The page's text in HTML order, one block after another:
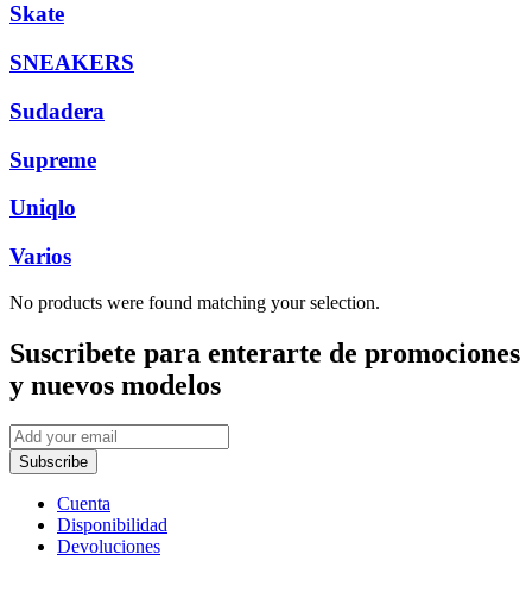
Skate
SNEAKERS
Sudadera
Supreme
Uniqlo
Varios
No products were found matching your selection.
Suscribete para enterarte de promociones
y nuevos modelos
Subscribe
Cuenta
Disponibilidad
Devoluciones